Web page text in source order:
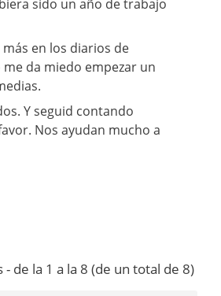
sido un año de trabajo
en los diarios de
da miedo empezar un
Y seguid contando
Nos ayudan mucho a
de la 1 a la 8 (de un total de 8)